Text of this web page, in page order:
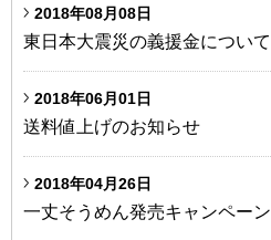
2018年08月08日
東日本大震災の義援金について
2018年06月01日
送料値上げのお知らせ
2018年04月26日
一丈そうめん発売キャンペーン